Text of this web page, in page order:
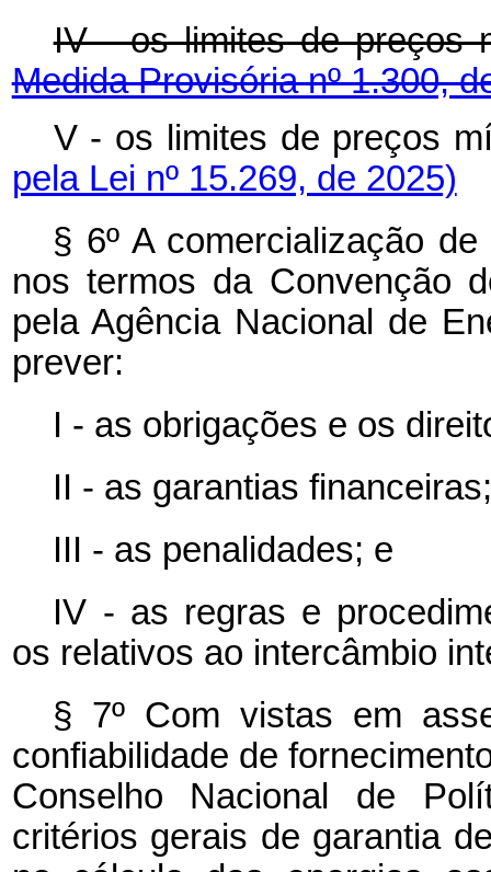
IV - os limites de
Medida Provisória nº 1.300,
V - os limites de preços
pela Lei nº 15.269, de 2025)
§ 6º A comercialização
nos termos da Convenção
pela Agência Nacional de
prever:
I - as obrigações e os
II - as garantias
III - as penalidades; e
IV - as regras e
os relativos ao intercâmbio
§ 7º Com vistas em
confiabilidade de
Conselho Nacional de
critérios gerais de garantia